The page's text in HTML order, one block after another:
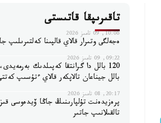
تاقىرىپقا قاتىستى
10:06, 09 تامىز 2026
ەجەلگى وتىرار قالاي قالپىنا كەلتىرىلىپ
09:22, 09 تامىز 2026
بالل جيناعان تالاپكەر قالاي ءتۇسىپ
20:17, 08 تامىز 2026
پرەزيدەنت تۇلپارىنىڭ جاڭا ۆيدەوسى
تالقىلانىپ جاتىر